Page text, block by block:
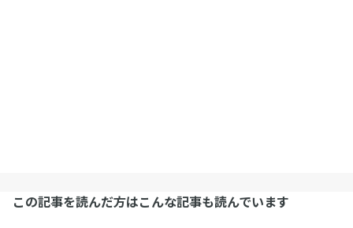
この記事を読んだ方はこんな記事も読んでいます